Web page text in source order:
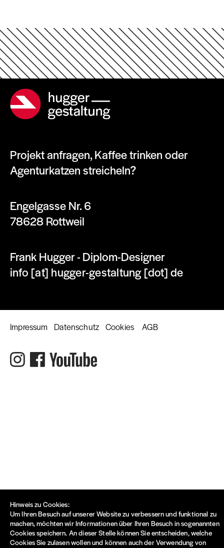
Hinweis zu Cookies:
Um Ihren Besuch auf unserer Website zu verbessern und funktional zu
machen, möchten wir Informationen über Ihren Besuch in sogenannten
Cookies speichern. An dieser Stelle können Sie entscheiden, welche
Cookies Sie zulasen wollen und können auch der Verwendung von
Projekt anfragen, Kaffee trinken oder
Agenturkatzen streicheln?
Engelgasse Nr. 6
78628 Rottweil
Frank Hugger - Diplom-Designer
info [at] hugger-gestaltung [dot] de
Impressum Datenschutz Cookies AGB